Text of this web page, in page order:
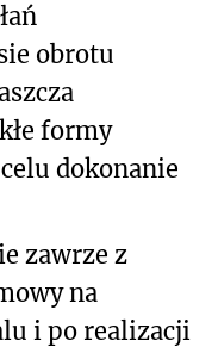
obrotu
formy
dokonanie
zawrze z
na
i po realizacji